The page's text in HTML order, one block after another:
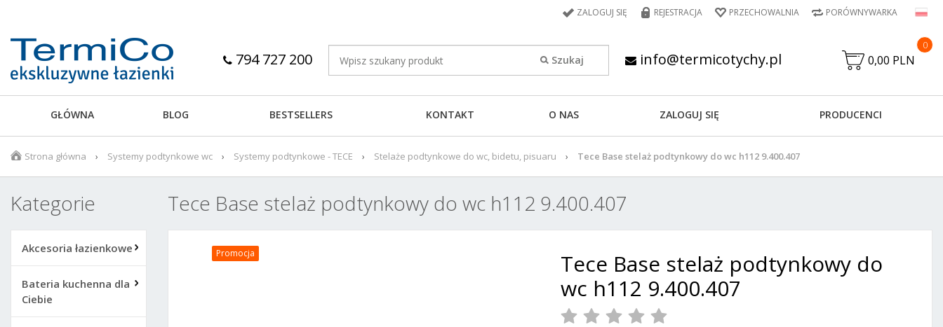
ZALOGUJ SIĘ REJESTRACJA PRZECHOWALNIA PORÓWNYWARKA
0,00 PLN
0
794 727 200 info@termicotychy.pl
GŁÓWNA BLOG BESTSELLERS KONTAKT O NAS ZALOGUJ SIĘ PRODUCENCI
Strona główna Systemy podtynkowe wc Systemy podtynkowe - TECE Stelaże podtynkowe do wc, bidetu, pisuaru Tece Base stelaż podtynkowy do wc h112 9.400.407
Kategorie
Akcesoria łazienkowe
Bateria kuchenna dla
Ciebie
Tece Base stelaż podtynkowy do wc h112 9.400.407
Promocja
Tece Base stelaż podtynkowy do
wc h112 9.400.407